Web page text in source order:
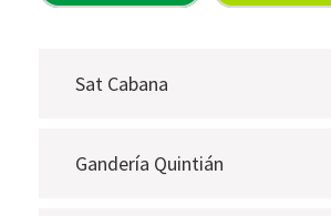
Sat Cabana
Gandería Quintián